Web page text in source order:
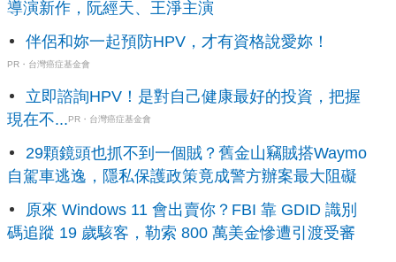
導演新作，阮經天、王淨主演
伴侶和妳一起預防HPV，才有資格說愛妳！
PR・台灣癌症基金會
立即諮詢HPV！是對自己健康最好的投資，把握
現在不...PR・台灣癌症基金會
29顆鏡頭也抓不到一個賊？舊金山竊賊搭Waymo
自駕車逃逸，隱私保護政策竟成警方辦案最大阻礙
原來 Windows 11 會出賣你？FBI 靠 GDID 識別
碼追蹤 19 歲駭客，勒索 800 萬美金慘遭引渡受審